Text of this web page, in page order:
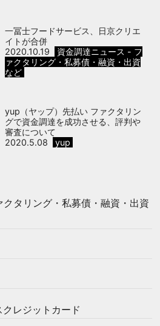
一冨士フードサービス、日京クリエ
イトが合併
2020.10.19
資金調達ニュース - フ
ァクタリング・私募債・融資・出資
など
yup（ヤップ）先払い ファクタリン
グで資金調達を成功させる、評判や
審査について
2020.5.08
yup
タリング・私募債・融資・出資
レジットカード